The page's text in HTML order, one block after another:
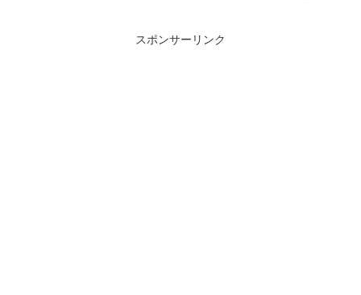
スポンサーリンク